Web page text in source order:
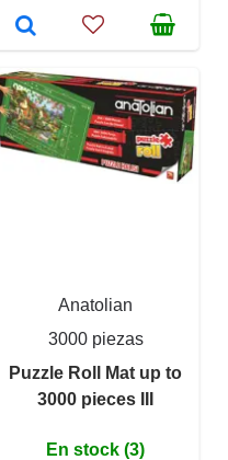
Anatolian
3000 piezas
Puzzle Roll Mat up to
3000 pieces III
En stock (3)